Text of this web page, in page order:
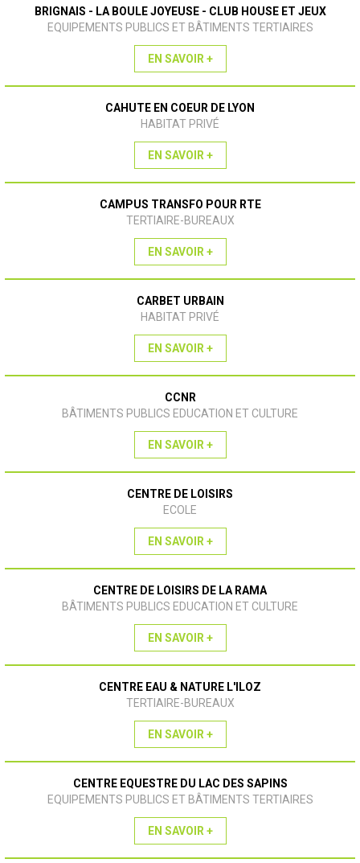
BRIGNAIS - LA BOULE JOYEUSE - CLUB HOUSE ET JEUX
EQUIPEMENTS PUBLICS ET BÂTIMENTS TERTIAIRES
EN SAVOIR +
CAHUTE EN COEUR DE LYON
HABITAT PRIVÉ
EN SAVOIR +
CAMPUS TRANSFO POUR RTE
TERTIAIRE-BUREAUX
EN SAVOIR +
CARBET URBAIN
HABITAT PRIVÉ
EN SAVOIR +
CCNR
BÂTIMENTS PUBLICS EDUCATION ET CULTURE
EN SAVOIR +
CENTRE DE LOISIRS
ECOLE
EN SAVOIR +
CENTRE DE LOISIRS DE LA RAMA
BÂTIMENTS PUBLICS EDUCATION ET CULTURE
EN SAVOIR +
CENTRE EAU & NATURE L'ILOZ
TERTIAIRE-BUREAUX
EN SAVOIR +
CENTRE EQUESTRE DU LAC DES SAPINS
EQUIPEMENTS PUBLICS ET BÂTIMENTS TERTIAIRES
EN SAVOIR +